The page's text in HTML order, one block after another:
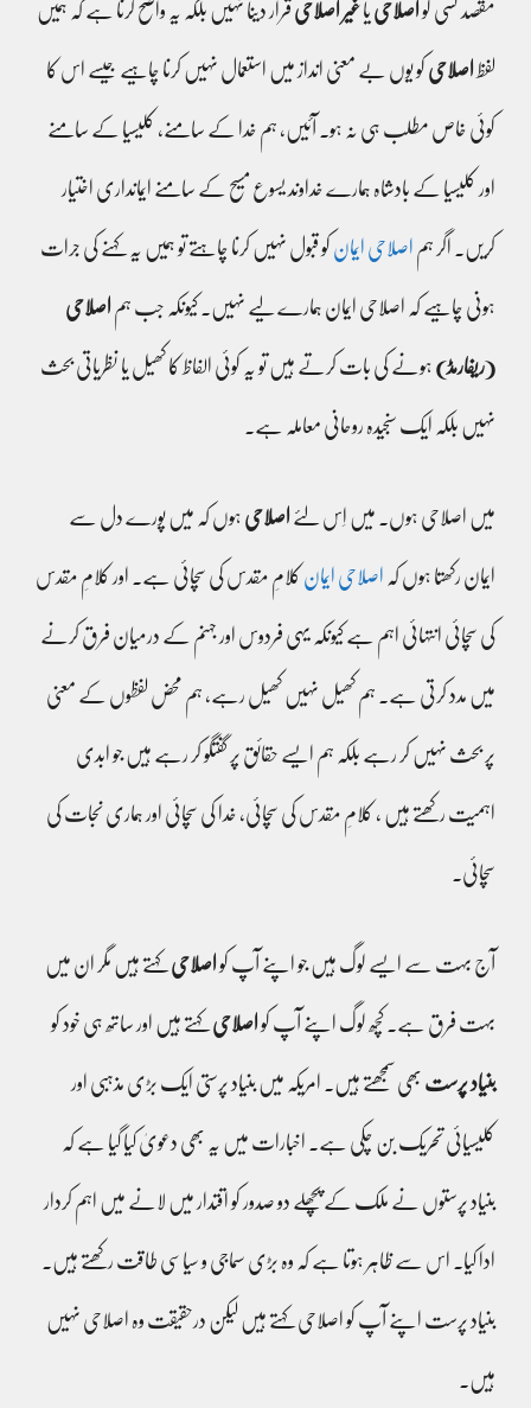
مقصد کسی کواصلاحی یاغیر اصلاحی قرار دینا نہیں بلکہ یہ واضح کرنا ہے کہ ہمیں
لفظاصلاحی کو یوں بے معنی انداز میں استعمال نہیں کرنا چاہیے جیسے اس کا
کوئی خاص مطلب ہی نہ ہو۔ آئیں، ہم خدا کے سامنے، کلیسیا کے سامنے
اور کلیسیا کے بادشاہ ہمارے خداوند یسوع مسیح کے سامنے ایمانداری اختیار
کریں۔ اگر ہم اصلاحی ایمان کو قبول نہیں کرنا چاہتے تو ہمیں یہ کہنے کی جرات
ہونی چاہیے کہ اصلاحی ایمان ہمارے لیے نہیں۔ کیونکہ جب ہم اصلاحی
(ریفارمڈ) ہونے کی بات کرتے ہیں تو یہ کوئی الفاظ کا کھیل یا نظریاتی بحث
نہیں بلکہ ایک سنجیدہ روحانی معاملہ ہے۔
میں اصلاحی ہوں۔ میں اِس لئےاصلاحی ہوں کہ میں پورے دل سے
ایمان رکھتا ہوں کہ اصلاحی ایمان کلامِ مقدس کی سچائی ہے۔ اور کلامِ مقدس
کی سچائی انتہائی اہم ہے کیونکہ یہی فردوس اور جہنم کے درمیان فرق کرنے
میں مدد کرتی ہے۔ ہم کھیل نہیں کھیل رہے، ہم محض لفظوں کے معنی
پر بحث نہیں کر رہے بلکہ ہم ایسے حقائق پر گفتگو کر رہے ہیں جو ابدی
اہمیت رکھتے ہیں ، کلامِ مقدس کی سچائی، خدا کی سچائی اور ہماری نجات کی
سچائی۔
آج بہت سے ایسے لوگ ہیں جو اپنے آپ کواصلاحی کہتے ہیں مگر ان میں
بہت فرق ہے۔ کچھ لوگ اپنے آپ کواصلاحی کہتے ہیں اور ساتھ ہی خود کو
بنیاد پرست بھی سمجھتے ہیں۔ امریکہ میں بنیاد پرستی ایک بڑی مذہبی اور
کلیسیائی تحریک بن چکی ہے۔ اخبارات میں یہ بھی دعویٰ کیا گیا ہے کہ
بنیاد پرستوں نے ملک کے پچھلے دو صدور کو اقتدار میں لانے میں اہم کردار
ادا کیا۔ اس سے ظاہر ہوتا ہے کہ وہ بڑی سماجی و سیاسی طاقت رکھتے ہیں۔
بنیاد پرست اپنے آپ کو اصلاحی کہتے ہیں لیکن درحقیقت وہ اصلاحی نہیں
ہیں۔